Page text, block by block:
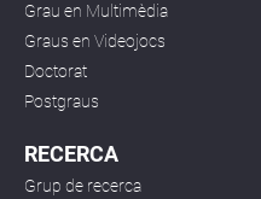
Grau en Multimèdia
Graus en Videojocs
Doctorat
Postgraus
RECERCA
Grup de recerca